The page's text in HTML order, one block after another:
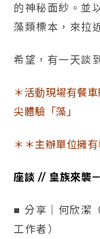
的神秘面紗。並
藻類標本，來拉
希望，有一天談
＊活動現場有餐
尖體驗「藻」
＊＊主辦單位擁
座談 // 皇族來襲
■ 分享｜何欣潔
工作者）